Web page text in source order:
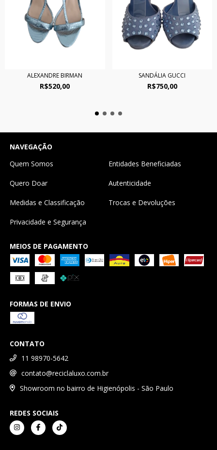
ALEXANDRE BIRMAN
R$520,00
SANDÁLIA GUCCI
R$750,00
NAVEGAÇÃO
Quem Somos
Entidades Beneficiadas
Quero Doar Autenticidade
Medidas e Classificação Trocas e Devoluções
Privacidade e Segurança
MEIOS DE PAGAMENTO
FORMAS DE ENVIO
CONTATO
11 98970-5642
contato@reciclaluxo.com.br
Showroom no bairro de Higienópolis - São Paulo
REDES SOCIAIS